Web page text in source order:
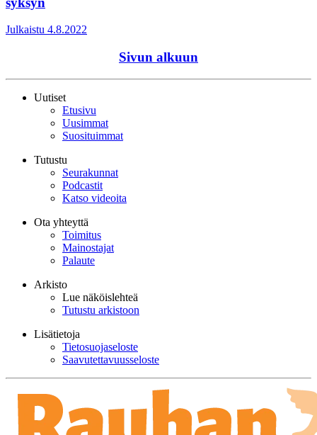
Julkaistu 4.8.2022
Sivun alkuun
Uutiset
Etusivu
Uusimmat
Suosituimmat
Tutustu
Seurakunnat
Podcastit
Katso videoita
Ota yhteyttä
Toimitus
Mainostajat
Palaute
Arkisto
Lue näköislehteä
Tutustu arkistoon
Lisätietoja
Tietosuojaseloste
Saavutettavuusseloste